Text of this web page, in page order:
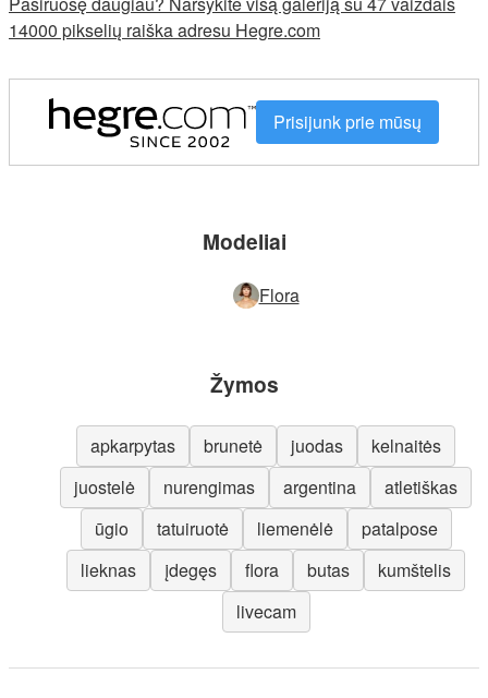
14000 pikselių raiška adresu Hegre.com
Prisijunk prie mūsų
Modeliai
Flora
Žymos
apkarpytas brunetė juodas
kelnaitės
juostelė
nurengimas argentina
atletiškas
ūgio
tatuiruotė liemenėlė
patalpose
lieknas
įdegęs flora butas
kumštelis
livecam